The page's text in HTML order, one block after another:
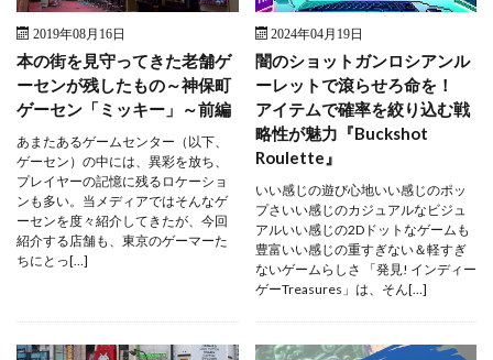
2019年08月16日
本の街を見守ってきた老舗ゲ
ーセンが残したもの～神保町
ゲーセン「ミッキー」～前編
あまたあるゲームセンター（以下、
ゲーセン）の中には、異彩を放ち、
プレイヤーの記憶に残るロケーショ
ンも多い。当メディアではそんなゲ
ーセンを度々紹介してきたが、今回
紹介する店舗も、東京のゲーマーた
ちにとっ[…]
2024年04月19日
闇のショットガンロシアンル
ーレットで滾らせろ命を！
アイテムで確率を絞り込む戦
略性が魅力『Buckshot
Roulette』
いい感じの遊び心地いい感じのポッ
プさいい感じのカジュアルなビジュ
アルいい感じの2Dドットなゲームも
豊富いい感じの重すぎない＆軽すぎ
ないゲームらしさ 「発見! インディー
ゲーTreasures」は、そん[…]